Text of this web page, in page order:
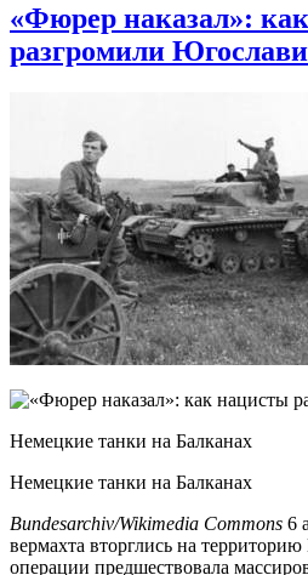
«Фюрер наказал»:
разгромили
Немецкие танки на Балканах
Немецкие танки на Балканах
Bundesarchiv/Wikimedia Commons 6
вермахта вторглись на
операции предшествовала